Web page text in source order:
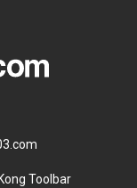
Toolbar